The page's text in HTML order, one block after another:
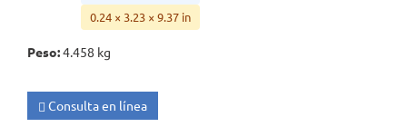
0.24 × 3.23 × 9.37 in
Peso:4.458 kg
Consulta en línea